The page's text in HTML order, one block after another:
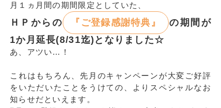
月１ヵ月間の期間限定としていた、
ＨＰからの 『ご登録感謝特典』
の期間が
1か月延長(8/31迄)となりました☆
あ、アツい…！
これはもちろん、先月のキャンペーンが大変ご好評
をいただいたことをうけての、よりスペシャルなお
知らせだといえます。